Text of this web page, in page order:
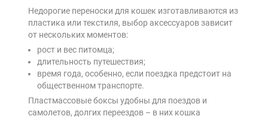
Недорогие переноски для кошек изготавливаются из
пластика или текстиля, выбор аксессуаров зависит
от нескольких моментов:
рост и вес питомца;
длительность путешествия;
время года, особенно, если поездка предстоит на
общественном транспорте.
Пластмассовые боксы удобны для поездов и
самолетов, долгих переездов – в них кошка